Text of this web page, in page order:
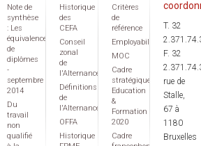
Note de
synthèse
: Les
équivalences
de
diplômes
-
septembre
2014
Du
travail
non
qualifié
Historique
des
CEFA
Conseil
zonal
de
l'Alternance
Définitions
de
l'Alternance
OFFA
Historique
Critères
de
référence
Employabilité
MOC
Cadre
stratégique
Education
&
Formation
2020
Cadre
T. 32
F. 32
rue de
Stalle,
67 à
1180
Bruxelles